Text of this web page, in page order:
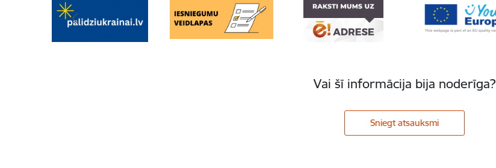
Vai šī informācija bija noderīga?
Sniegt atsauksmi